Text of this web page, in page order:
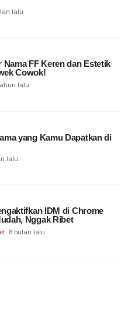
lalu
Nama FF Keren dan Estetik
Cowok!
lalu
yang Kamu Dapatkan di
lalu
IDM di Chrome
Nggak Ribet
8 bulan lalu